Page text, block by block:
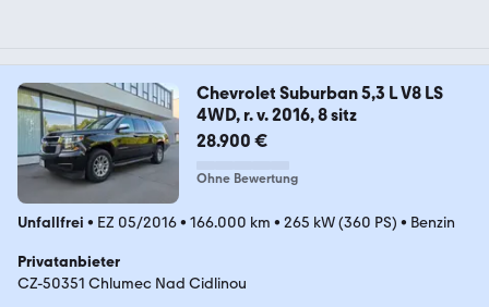
Chevrolet Suburban 5,3 L V8 LS
4WD, r. v. 2016, 8 sitz
28.900 €
Ohne Bewertung
Unfallfrei • EZ 05/2016• 166.000 km • 265 kW (360 PS) • Benzin
Privatanbieter
CZ-50351 Chlumec Nad Cidlinou